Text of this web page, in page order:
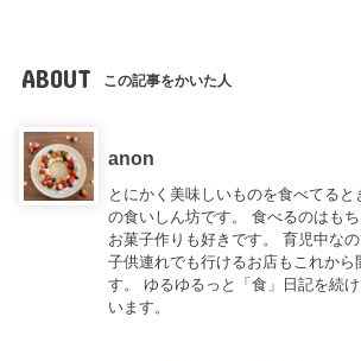
ABOUT この記事をかいた人
anon
とにかく美味しいものを食べてる
の食いしん坊です。 食べるのはも
お菓子作りも好きです。 育児中な
子供連れでも行けるお店もこれから
す。 ゆるゆるっと「食」日記を続
います。